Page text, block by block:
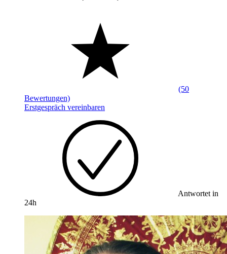
(50
Bewertungen)
Erstgespräch vereinbaren
Antwortet in
24h